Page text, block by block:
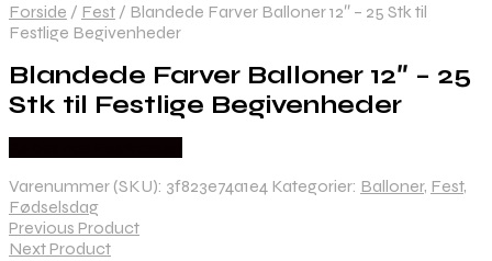
Forside / Fest / Blandede Farver Balloner 12″ – 25 Stk til
Festlige Begivenheder
Blandede Farver Balloner 12″ – 25
Stk til Festlige Begivenheder
Varenummer (SKU): 3f823e74a1e4 Kategorier: Balloner, Fest,
Fødselsdag
Previous Product
Next Product